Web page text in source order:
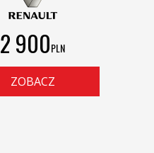
2 900PLN
ZOBACZ